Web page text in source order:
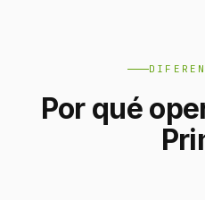
Por qué